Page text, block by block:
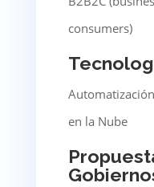
consumers)
en la Nube